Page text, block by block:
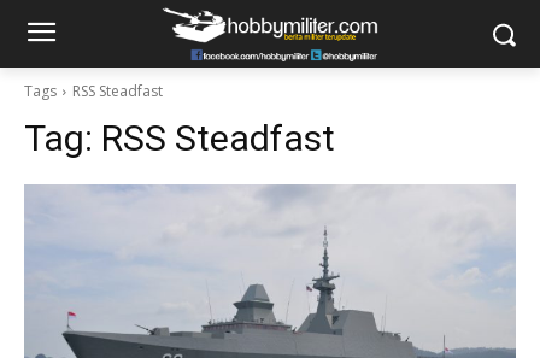
Tags RSS Steadfast
Tag: RSS Steadfast